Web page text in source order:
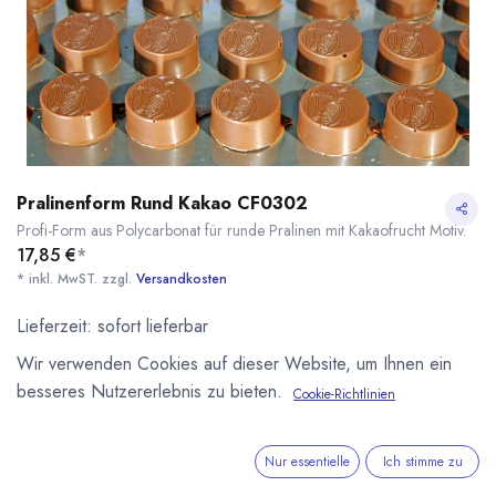
Pralinenform Rund Kakao CF0302
Profi-Form aus Polycarbonat für runde Pralinen mit Kakaofrucht Motiv.
17,85 €*
* inkl. MwST. zzgl. Versandkosten
Lieferzeit: sofort lieferbar
Wir verwenden Cookies auf dieser Website, um Ihnen ein
besseres Nutzererlebnis zu bieten.
Cookie-Richtlinien
Nur essentielle Ich stimme zu